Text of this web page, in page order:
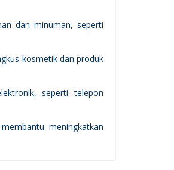
dan minuman, seperti
kosmetik dan produk
seperti telepon
meningkatkan